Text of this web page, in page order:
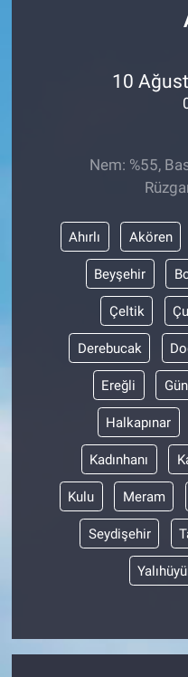
10
Nem: %55,
Ahırlı Akören
Beyşehir
Çeltik
Derebucak
Ereğli
Halkapınar
Kadınhanı
Kulu Meram
Seydişehir